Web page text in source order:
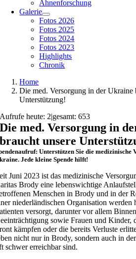
Ahnenforschung
Galerie
Fotos 2026
Fotos 2025
Fotos 2024
Fotos 2023
Highlights
Chronik
Home
Die med. Versorgung in der Ukraine
Unterstützung!
Aufrufe heute: 2|gesamt: 653
Die med. Versorgung in
braucht unsere
Unterstützen Sie die medizinische
Jede kleine Spende hilft!
Juni 2023 ist das medizinische
Brody eine lebenswichtige
Menschen in Brody und in der
niederländischen Organisation werden
versorgt, darunter vor allem
sowie Frauen und Kinder,
kämpfen oder die bereits Verluste
nicht nur in Brody, sondern auch in
schwer erreichbar sind.